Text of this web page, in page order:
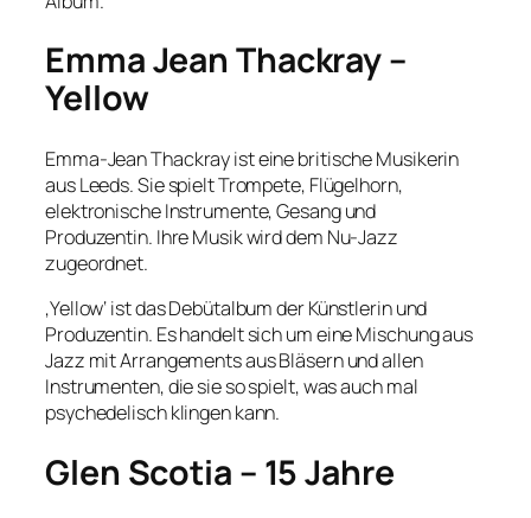
Emma Jean Thackray –
Yellow
Emma-Jean Thackray ist eine britische Musikerin
aus Leeds. Sie spielt Trompete, Flügelhorn,
elektronische Instrumente, Gesang und
Produzentin. Ihre Musik wird dem Nu-Jazz
zugeordnet.
‚Yellow‘ ist das Debütalbum der Künstlerin und
Produzentin. Es handelt sich um eine Mischung aus
Jazz mit Arrangements aus Bläsern und allen
Instrumenten, die sie so spielt, was auch mal
psychedelisch klingen kann.
Glen Scotia – 15 Jahre